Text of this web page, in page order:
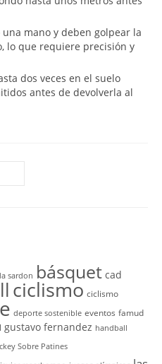
mano y deben golpear la
lo que requiere precisión y
dos veces en el suelo
antes de devolverla al
sardon básquet cad
ciclismo ciclismo
deporte sostenible eventos famud
gustavo fernandez handball
Sobre Patines